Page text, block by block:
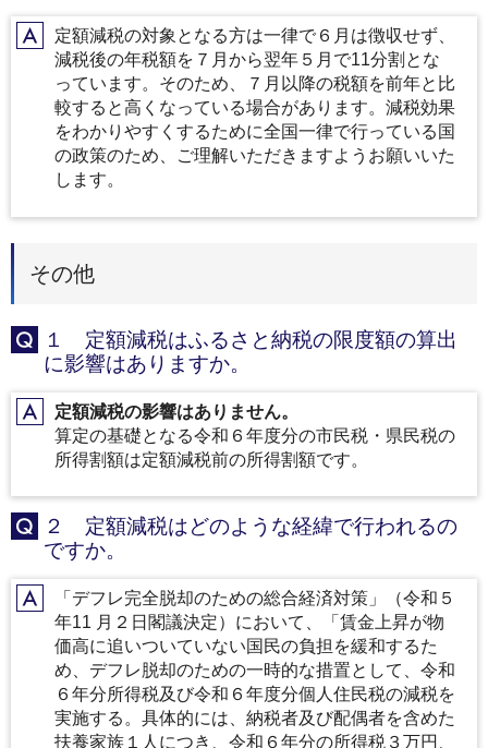
A定額減税の対象となる方は一律で６月は徴収せず、
減税後の年税額を７月から翌年５月で11分割とな
っています。そのため、７月以降の税額を前年と比
較すると高くなっている場合があります。減税効果
をわかりやすくするために全国一律で行っている国
の政策のため、ご理解いただきますようお願いいた
します。
その他
Q
１ 定額減税はふるさと納税の限度額の算出
に影響はありますか。
A定額減税の影響はありません。
算定の基礎となる令和６年度分の市民税・県民税の
所得割額は定額減税前の所得割額です。
Q
２ 定額減税はどのような経緯で行われるの
ですか。
A「デフレ完全脱却のための総合経済対策」（令和５
年11 月２日閣議決定）において、「賃金上昇が物
価高に追いついていない国民の負担を緩和するた
め、デフレ脱却のための一時的な措置として、令和
６年分所得税及び令和６年度分個人住民税の減税を
実施する。具体的には、納税者及び配偶者を含めた
扶養家族１人につき、令和６年分の所得税３万円、